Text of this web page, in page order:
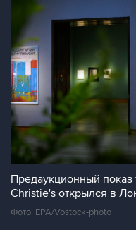
Предаукционный показ
Christie's открылся в
Фото: EPA/Vostock-photo